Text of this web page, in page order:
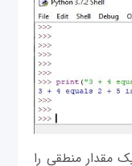
مقدار منطقی را